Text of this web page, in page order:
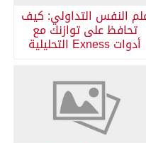
النفس التداولي: كيف
تحافظ على توازنك مع
أدوات Exness التحليلية